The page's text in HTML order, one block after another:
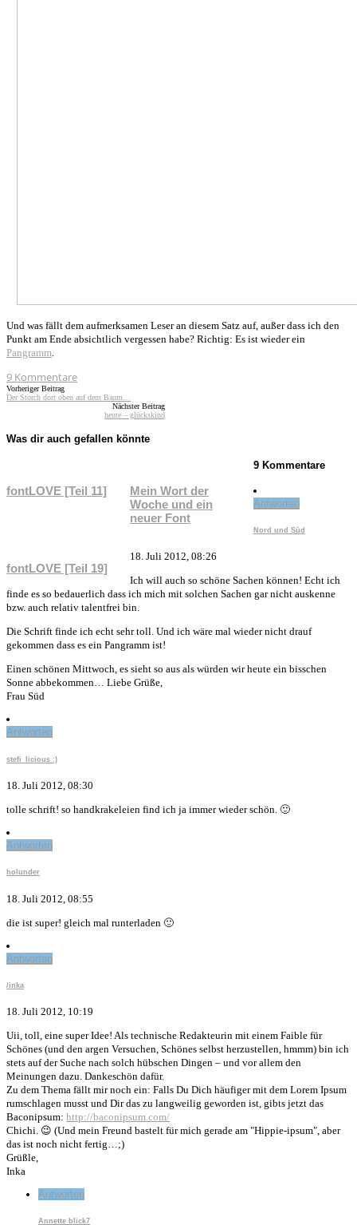
Und was fällt dem aufmerksamen Leser an diesem Satz auf, außer dass ich den
Punkt am Ende absichtlich vergessen habe? Richtig: Es ist wieder ein
Pangramm.
9 Kommentare
Vorheriger Beitrag
Der Storch dort oben auf dem Baum…
Nächster Beitrag
heute – glückskind
Was dir auch gefallen könnte
fontLOVE [Teil 11]
Mein Wort der
Woche und ein
neuer Font
fontLOVE [Teil 19]
9 Kommentare
Antworten
Nord und Süd
18. Juli 2012, 08:26
Ich will auch so schöne Sachen können! Echt ich
finde es so bedauerlich dass ich mich mit solchen Sachen gar nicht auskenne
bzw. auch relativ talentfrei bin.
Die Schrift finde ich echt sehr toll. Und ich wäre mal wieder nicht drauf
gekommen dass es ein Pangramm ist!
Einen schönen Mittwoch, es sieht so aus als würden wir heute ein bisschen
Sonne abbekommen… Liebe Grüße,
Frau Süd
Antworten
stefi_licious :)
18. Juli 2012, 08:30
tolle schrift! so handkrakeleien find ich ja immer wieder schön. 🙂
Antworten
holunder
18. Juli 2012, 08:55
die ist super! gleich mal runterladen 🙂
Antworten
/inka
18. Juli 2012, 10:19
Uii, toll, eine super Idee! Als technische Redakteurin mit einem Faible für
Schönes (und den argen Versuchen, Schönes selbst herzustellen, hmmm) bin ich
stets auf der Suche nach solch hübschen Dingen – und vor allem den
Meinungen dazu. Dankeschön dafür.
Zu dem Thema fällt mir noch ein: Falls Du Dich häufiger mit dem Lorem Ipsum
rumschlagen musst und Dir das zu langweilig geworden ist, gibts jetzt das
Baconipsum: http://baconipsum.com/
Chichi. 😉 (Und mein Freund bastelt für mich gerade am "Hippie-ipsum", aber
das ist noch nicht fertig…;)
Grüßle,
Inka
Antworten
Annette blick7